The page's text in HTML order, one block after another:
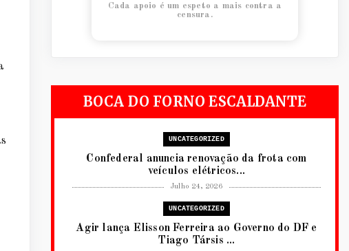
Cada apoio é um espeto a mais contra a
censura.
BOCA DO FORNO ESCALDANTE
UNCATEGORIZED
Confederal anuncia renovação da frota com
veículos elétricos...
Julho 24, 2026
UNCATEGORIZED
Agir lança Elisson Ferreira ao Governo do DF e
Tiago Társis ...